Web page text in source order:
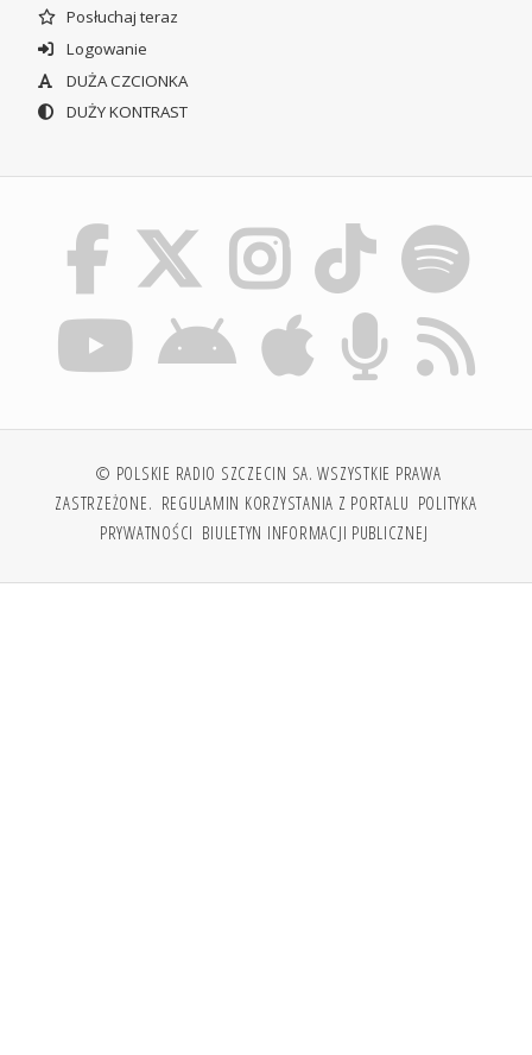
Posłuchaj teraz
Logowanie
DUŻA CZCIONKA
DUŻY KONTRAST
© POLSKIE RADIO SZCZECIN SA. WSZYSTKIE PRAWA
ZASTRZEŻONE. REGULAMIN KORZYSTANIA Z PORTALU POLITYKA
PRYWATNOŚCI BIULETYN INFORMACJI PUBLICZNEJ